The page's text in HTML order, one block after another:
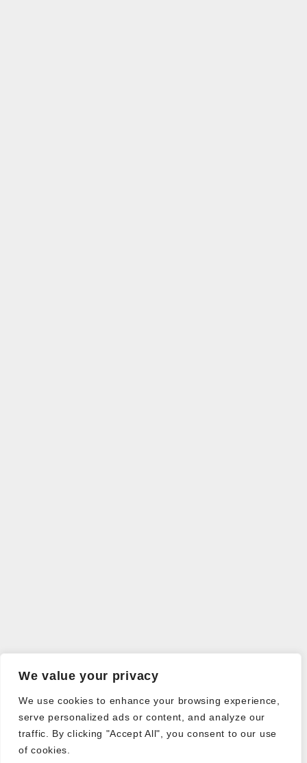
We value your privacy
We use cookies to enhance your browsing experience,
serve personalized ads or content, and analyze our
traffic. By clicking "Accept All", you consent to our use
of cookies.